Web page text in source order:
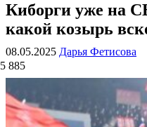
ВОЕННЫЕ СТРАНИЦЫ
СТАТЬИ ВОЕННОЙ
Киборги уже на
какой козырь
08.05.2025 Дарья Фетисова
5 885